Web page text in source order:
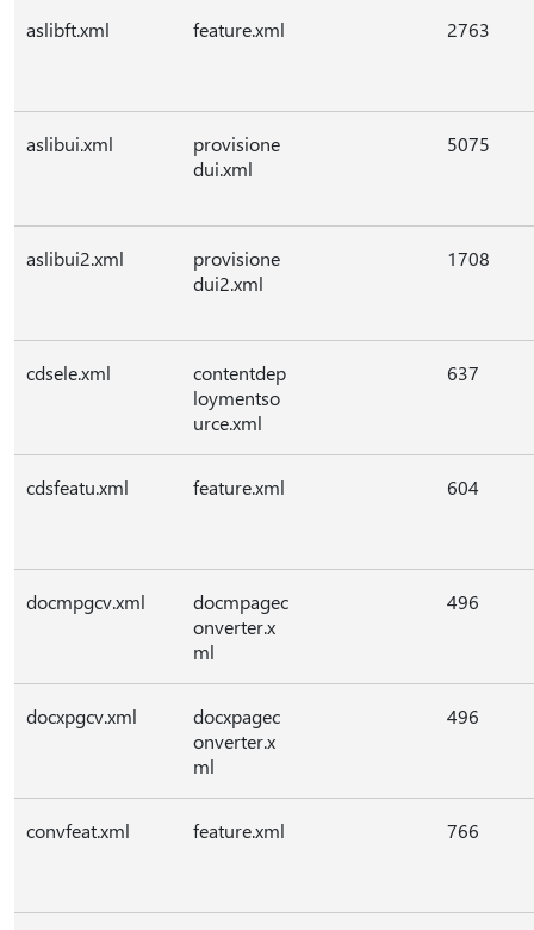
aslibft.xml feature.xml 2763
aslibui.xml
provisione
dui.xml
5075
aslibui2.xml
provisione
dui2.xml
1708
cdsele.xml
contentdep
loymentso
urce.xml
637
cdsfeatu.xml feature.xml 604
docmpgcv.xml
docmpagec
onverter.x
ml
496
docxpgcv.xml
docxpagec
onverter.x
ml
496
convfeat.xml feature.xml 766